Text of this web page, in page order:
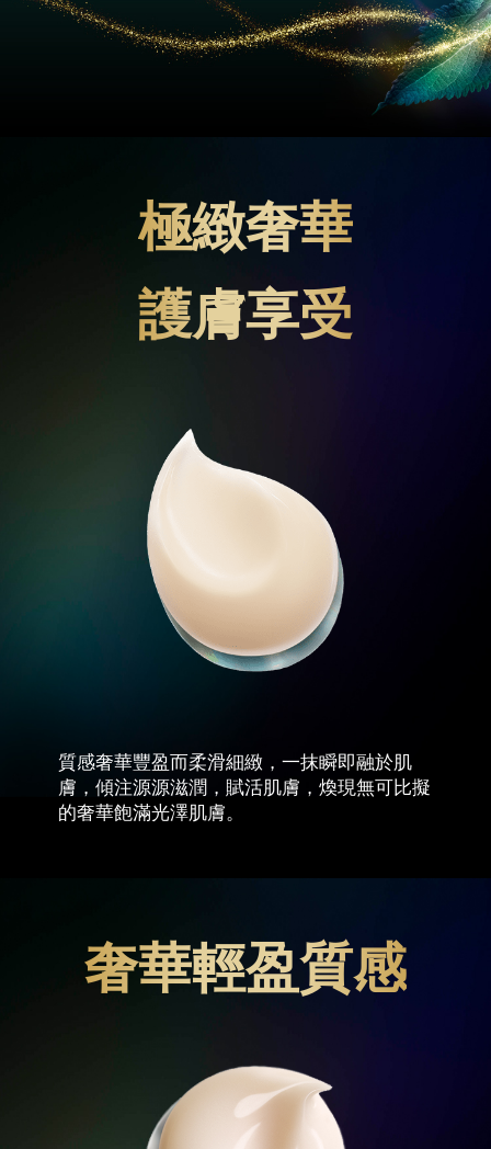
極緻奢華
護膚享受
質感奢華豐盈而柔滑細緻，一抹瞬即融於肌
膚，傾注源源滋潤，賦活肌膚，煥現無可比擬
的奢華飽滿光澤肌膚。
奢華輕盈質感